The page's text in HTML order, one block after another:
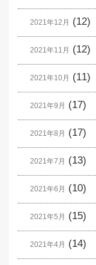
2021年12月 (12)
2021年11月 (12)
2021年10月 (11)
2021年9月 (17)
2021年8月 (17)
2021年7月 (13)
2021年6月 (10)
2021年5月 (15)
2021年4月 (14)